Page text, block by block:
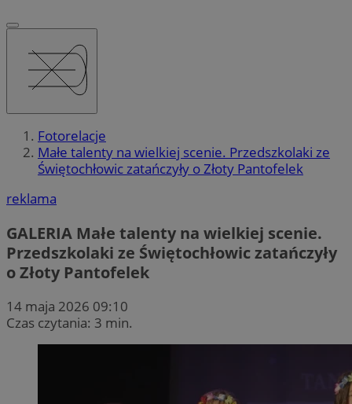
Fotorelacje
Małe talenty na wielkiej scenie. Przedszkolaki ze
Świętochłowic zatańczyły o Złoty Pantofelek
reklama
GALERIA Małe talenty na wielkiej scenie.
Przedszkolaki ze Świętochłowic zatańczyły
o Złoty Pantofelek
14 maja 2026 09:10
Czas czytania: 3 min.